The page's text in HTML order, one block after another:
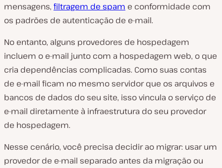
mensagens, filtragem de spam e conformidade com
os padrões de autenticação de e-mail.
No entanto, alguns provedores de hospedagem
incluem o e-mail junto com a hospedagem web, o que
cria dependências complicadas. Como suas contas
de e-mail ficam no mesmo servidor que os arquivos e
bancos de dados do seu site, isso vincula o serviço de
e-mail diretamente à infraestrutura do seu provedor
de hospedagem.
Nesse cenário, você precisa decidir ao migrar: usar um
provedor de e-mail separado antes da migração ou